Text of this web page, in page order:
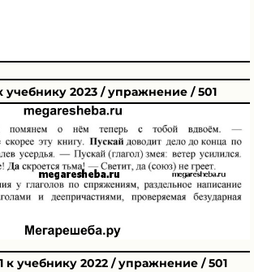
2023 / упражнение / 501
учебнику 2022 / упражнение / 501